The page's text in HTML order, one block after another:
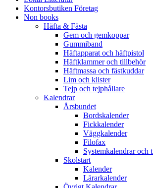
Kontorsbutiken Företag
Non books
Häfta & Fästa
Gem och gemkoppar
Gummiband
Häftapparat och häftpistol
Häftklammer och tillbehör
Häftmassa och fästkuddar
Lim och klister
Tejp och tejphållare
Kalendrar
Årsbundet
Bordskalender
Fickkalender
Väggkalender
Filofax
Systemkalendrar och
Skolstart
Kalender
Lärarkalender